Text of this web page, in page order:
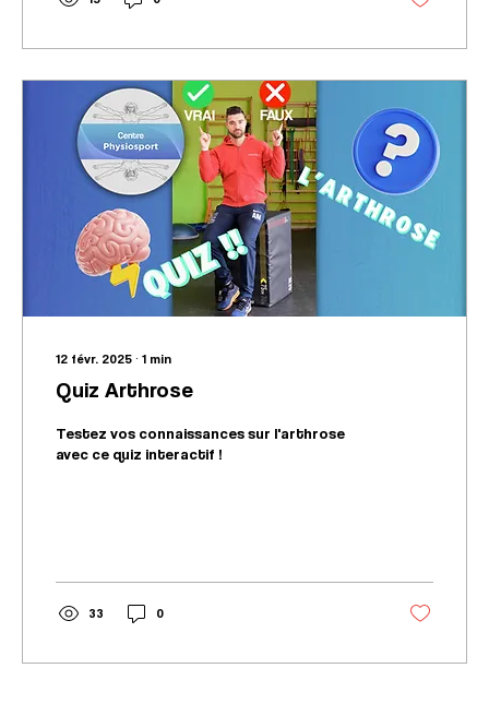
12 févr. 2025 ∙ 1 min
Quiz Arthrose
Testez vos connaissances sur l'arthrose
avec ce quiz interactif !
33 0